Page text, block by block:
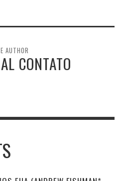
AUTHOR
CONTATO